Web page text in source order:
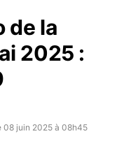
de la
2025 :
08 juin 2025 à 08h45